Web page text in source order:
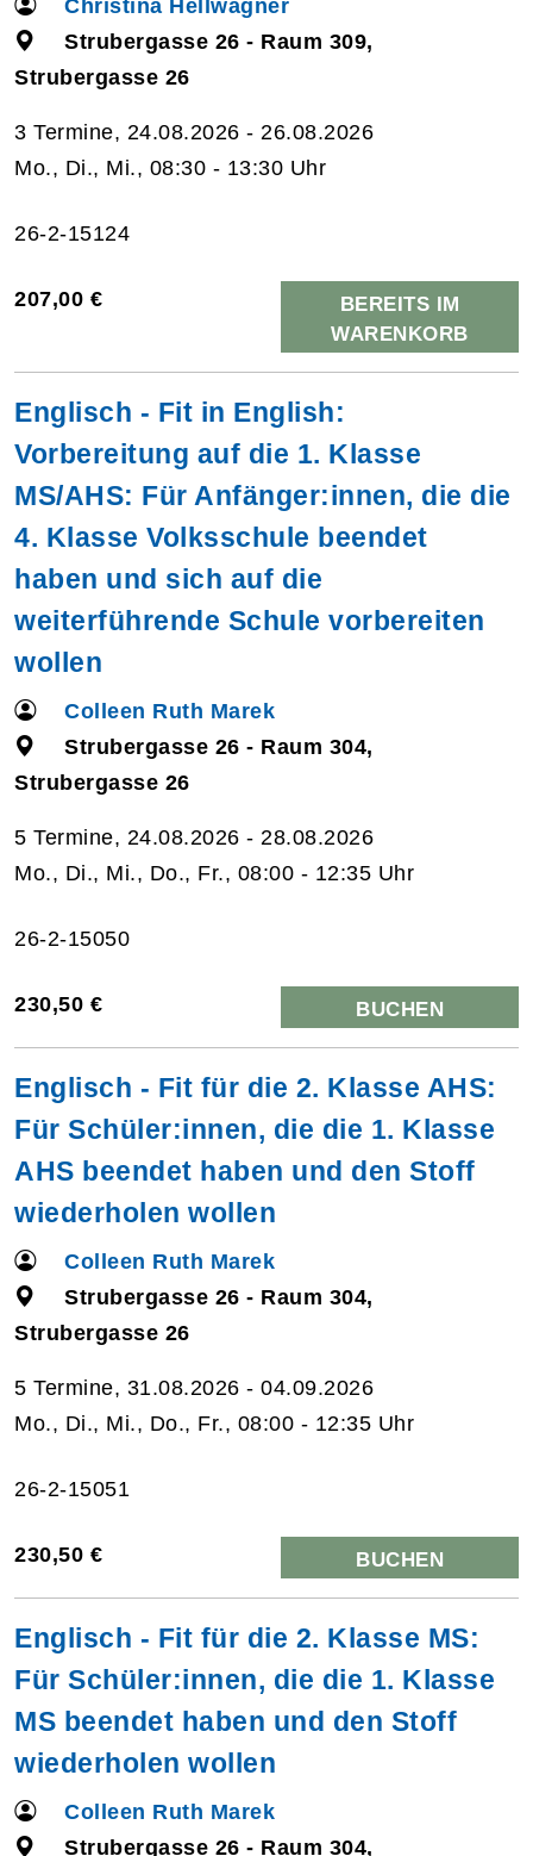
Christina Hellwagner
Strubergasse 26 - Raum 309,
Strubergasse 26
3 Termine, 24.08.2026 - 26.08.2026
Mo., Di., Mi., 08:30 - 13:30 Uhr
26-2-15124
207,00 €
BEREITS IM
WARENKORB
Englisch - Fit in English:
Vorbereitung auf die 1. Klasse
MS/AHS: Für Anfänger:innen, die die
4. Klasse Volksschule beendet
haben und sich auf die
weiterführende Schule vorbereiten
wollen
Colleen Ruth Marek
Strubergasse 26 - Raum 304,
Strubergasse 26
5 Termine, 24.08.2026 - 28.08.2026
Mo., Di., Mi., Do., Fr., 08:00 - 12:35 Uhr
26-2-15050
230,50 € BUCHEN
Englisch - Fit für die 2. Klasse AHS:
Für Schüler:innen, die die 1. Klasse
AHS beendet haben und den Stoff
wiederholen wollen
Colleen Ruth Marek
Strubergasse 26 - Raum 304,
Strubergasse 26
5 Termine, 31.08.2026 - 04.09.2026
Mo., Di., Mi., Do., Fr., 08:00 - 12:35 Uhr
26-2-15051
230,50 € BUCHEN
Englisch - Fit für die 2. Klasse MS:
Für Schüler:innen, die die 1. Klasse
MS beendet haben und den Stoff
wiederholen wollen
Colleen Ruth Marek
Strubergasse 26 - Raum 304,